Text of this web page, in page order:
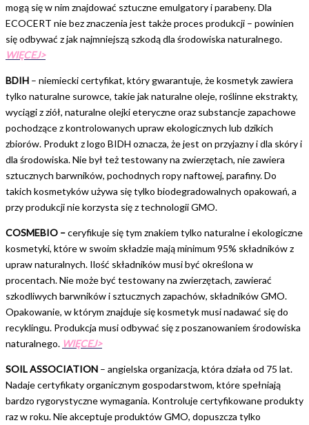
mogą się w nim znajdować sztuczne emulgatory i parabeny. Dla
ECOCERT nie bez znaczenia jest także proces produkcji – powinien
się odbywać z jak najmniejszą szkodą dla środowiska naturalnego.
WIĘCEJ>
BDIH – niemiecki certyfikat, który gwarantuje, że kosmetyk zawiera
tylko naturalne surowce, takie jak naturalne oleje, roślinne ekstrakty,
wyciągi z ziół, naturalne olejki eteryczne oraz substancje zapachowe
pochodzące z kontrolowanych upraw ekologicznych lub dzikich
zbiorów. Produkt z logo BIDH oznacza, że jest on przyjazny i dla skóry i
dla środowiska. Nie był też testowany na zwierzętach, nie zawiera
sztucznych barwników, pochodnych ropy naftowej, parafiny. Do
takich kosmetyków używa się tylko biodegradowalnych opakowań, a
przy produkcji nie korzysta się z technologii GMO.
COSMEBIO –ceryfikuje się tym znakiem tylko naturalne i ekologiczne
kosmetyki, które w swoim składzie mają minimum 95% składników z
upraw naturalnych. Ilość składników musi być określona w
procentach. Nie może być testowany na zwierzętach, zawierać
szkodliwych barwników i sztucznych zapachów, składników GMO.
Opakowanie, w którym znajduje się kosmetyk musi nadawać się do
recyklingu. Produkcja musi odbywać się z poszanowaniem środowiska
naturalnego. WIĘCEJ>
SOIL ASSOCIATION – angielska organizacja, która działa od 75 lat.
Nadaje certyfikaty organicznym gospodarstwom, które spełniają
bardzo rygorystyczne wymagania. Kontroluje certyfikowane produkty
raz w roku. Nie akceptuje produktów GMO, dopuszcza tylko